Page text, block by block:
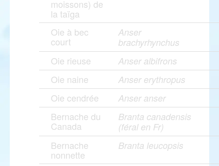
moissons) de
la taïga
Oie à bec
court
Anser
brachyrhynchus
Oie rieuse Anser albifrons
Oie naine Anser erythropus
Oie cendrée Anser anser
Bernache du
Canada
Branta canadensis
(féral en Fr)
Bernache
nonnette
Branta leucopsis